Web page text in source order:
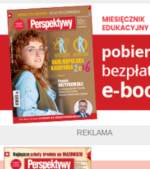
REKLAMA